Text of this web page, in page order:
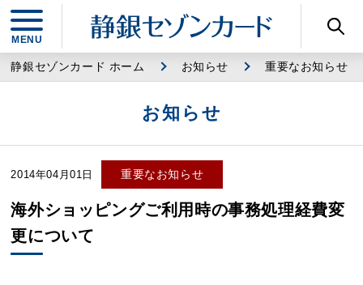
静銀セゾンカード ホーム お知らせ 重要なお知らせ
お知らせ
2014年04月01日 重要なお知らせ
海外ショッピングご利用時の事務処理経費変
更について